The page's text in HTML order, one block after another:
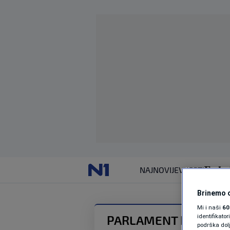
NAJNOVIJEVIJESTI
PARLAMENT BIH
Brinemo
Mi i naši
podrška